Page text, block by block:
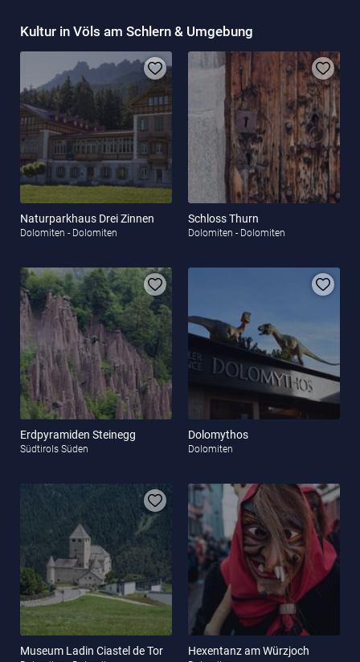
Kultur in Völs am Schlern & Umgebung
Naturparkhaus Drei Zinnen
Dolomiten - Dolomiten
Schloss Thurn
Dolomiten - Dolomiten
Erdpyramiden Steinegg
Südtirols Süden
Dolomythos
Dolomiten
Museum Ladin Ciastel de Tor Hexentanz am Würzjoch